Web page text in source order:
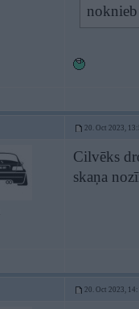
20. Oct 2023,
Cilvēks
skaņa
20. Oct 2023,